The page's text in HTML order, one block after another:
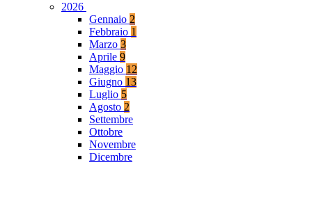
2026
Gennaio 2
Febbraio 1
Marzo 3
Aprile 9
Maggio 12
Giugno 13
Luglio 5
Agosto 2
Settembre
Ottobre
Novembre
Dicembre